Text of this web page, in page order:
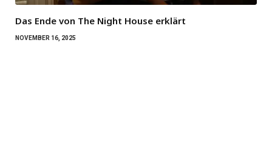
Das Ende von The Night House erklärt
NOVEMBER 16, 2025